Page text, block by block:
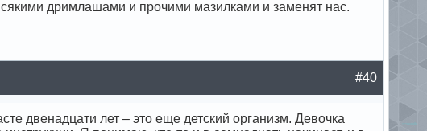
дримлашами и прочими мазилками и заменят нас.
#40
двенадцати лет – это еще детский организм. Девочка